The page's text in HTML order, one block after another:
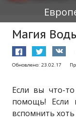
ОБУЧЕНИЕ
ТЕОРИЯ
МЫ
БЛОГ
Магия
Обновлено: 23.02.17
Если вы что-
помощь! Если
вспомнить